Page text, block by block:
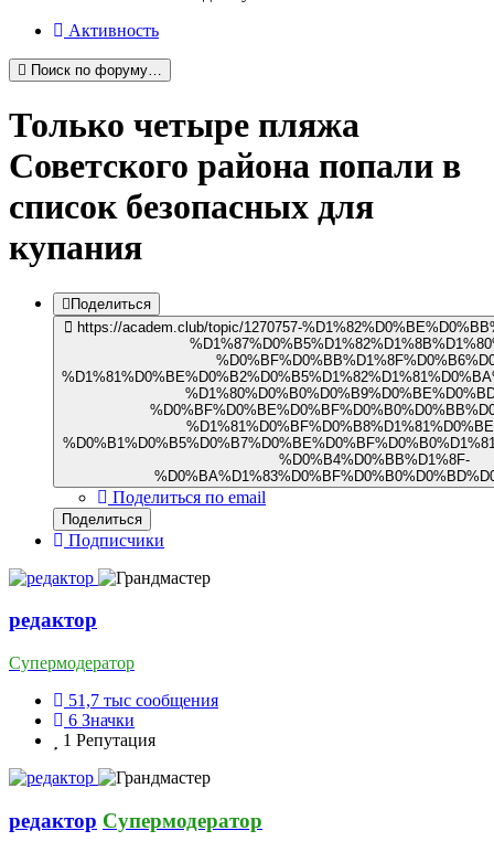
Активность
Поиск по форуму…
Только четыре пляжа
Советского района попали в
список безопасных для
купания
Поделиться
https://academ.club/topic/1270757-
%D0%B4%D0%BB%D1%8F-
Поделиться по email
Поделиться
Подписчики
редактор
Супермодератор
51,7 тыс сообщения
6 Значки
1 Репутация
редактор Супермодератор